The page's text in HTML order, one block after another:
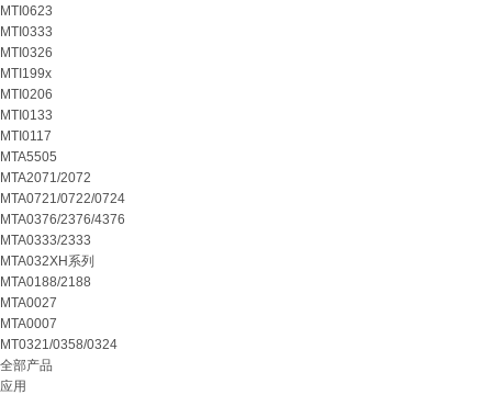
MTI0623
MTI0333
MTI0326
MTI199x
MTI0206
MTI0133
MTI0117
MTA5505
MTA2071/2072
MTA0721/0722/0724
MTA0376/2376/4376
MTA0333/2333
MTA032XH系列
MTA0188/2188
MTA0027
MTA0007
MT0321/0358/0324
全部产品
应用